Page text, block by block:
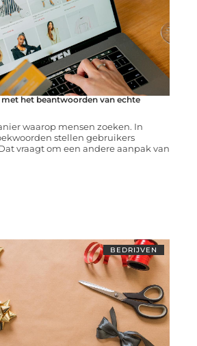
het beantwoorden van echte
waarop mensen zoeken. In
stellen gebruikers
vraagt om een andere aanpak van
BEDRIJVEN